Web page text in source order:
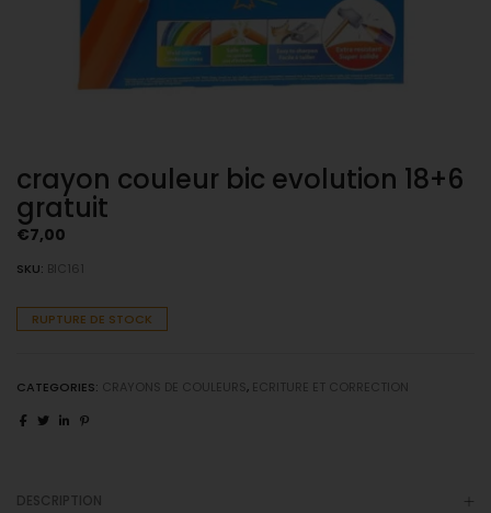
crayon couleur bic evolution 18+6
gratuit
€7,00
SKU: BIC161
RUPTURE DE STOCK
CATEGORIES: CRAYONS DE COULEURS , ECRITURE ET CORRECTION
DESCRIPTION